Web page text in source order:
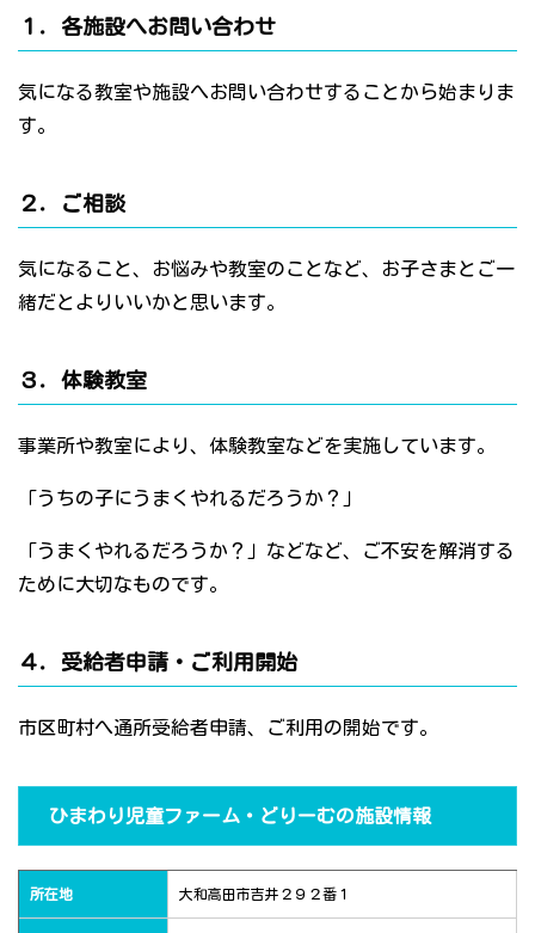
１．各施設へお問い合わせ
気になる教室や施設へお問い合わせすることから始まりま
す。
２．ご相談
気になること、お悩みや教室のことなど、お子さまとご一
緒だとよりいいかと思います。
３．体験教室
事業所や教室により、体験教室などを実施しています。
「うちの子にうまくやれるだろうか？」
「うまくやれるだろうか？」などなど、ご不安を解消する
ために大切なものです。
４．受給者申請・ご利用開始
市区町村へ通所受給者申請、ご利用の開始です。
ひまわり児童ファーム・どりーむの施設情報
所在地 大和高田市吉井２９２番１